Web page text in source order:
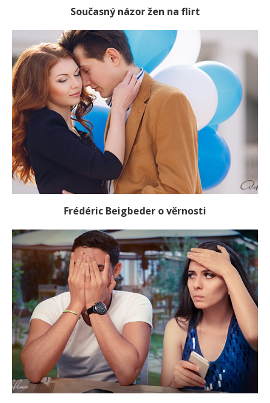
Současný názor žen na flirt
Frédéric Beigbeder o věrnosti